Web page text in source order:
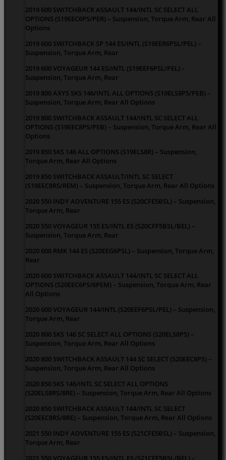
2019 600 SWITCHBACK ASSAULT 144/INTL SC SELECT ALL
OPTIONS (S19EEC6PS/PER) – Suspension, Torque Arm, Rear All
Options
2019 600 SWITCHBACK SP 144 ES/INTL (S19EER6PSL/PEL) –
Suspension, Torque Arm, Rear
2019 600 VOYAGEUR 144 ES/INTL (S19EEF6PSL/PEL) –
Suspension, Torque Arm, Rear
2019 800 AXYS SKS 146/INTL ALL OPTIONS (S19ELS8PS/PEB) –
Suspension, Torque Arm, Rear All Options
2019 800 SWITCHBACK ASSAULT 144/INTL SC SELECT ALL
OPTIONS (S19EEC8PS/PEB) – Suspension, Torque Arm, Rear All
Options
2019 850 SKS 146 ALL OPTIONS (S19ELS8R) – Suspension,
Torque Arm, Rear All Options
2019 850 SWITCHBACK ASSAULT/INTL SC SELECT
(S19EEC8RS/REM) – Suspension, Torque Arm, Rear All Options
2020 550 INDY ADVENTURE 155 ES (S20CFE5BSL) – Suspension,
Torque Arm, Rear
2020 550 VOYAGEUR 155 ES/INTL ES (S20CFF5BSL/BEL) –
Suspension, Torque Arm, Rear
2020 600 RMK 144 ES (S20EEG6PSL) – Suspension, Torque Arm,
Rear
2020 600 SWITCHBACK ASSAULT 144/INTL SC SELECT ALL
OPTIONS (S20EEC6PS/6PEM) – Suspension, Torque Arm, Rear
All Options
2020 600 VOYAGEUR 144/INTL (S20EEF6PSL/PEL) – Suspension,
Torque Arm, Rear
2020 800 SKS 146 SC SELECT ALL OPTIONS (S20ELS8PS) –
Suspension, Torque Arm, Rear All Options
2020 800 SWITCHBACK ASSAULT 144 SC SELECT (S20EEC8PS) –
Suspension, Torque Arm, Rear All Options
2020 850 SKS 146/INTL SC SELECT ALL OPTIONS
(S20ELS8RS/8RE) – Suspension, Torque Arm, Rear All Options
2020 850 SWITCHBACK ASSAULT 144/INTL SC SELECT
(S20EEC8RS/8RE) – Suspension, Torque Arm, Rear All Options
2021 550 INDY ADVENTURE 155 ES (S21CFE5BSL) – Suspension,
Torque Arm, Rear
2021 550 VOYAGEUR 155 ES/INTL ES (S21CFF5BSL/BEL) –